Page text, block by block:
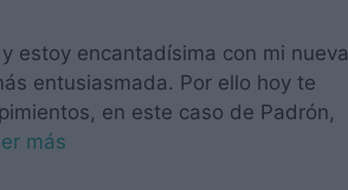
estoy encantadísima con mi nueva
entusiasmada. Por ello hoy te
en este caso de Padrón,
más